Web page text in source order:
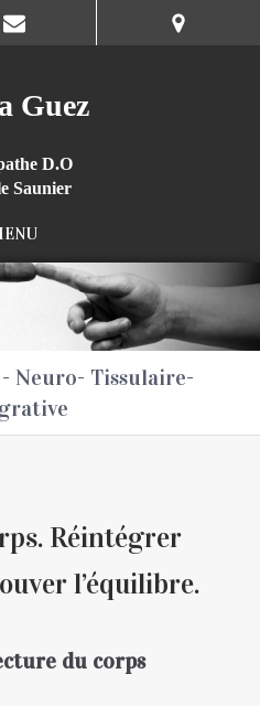
Guez
D.O
Saunier
Neuro- Tissulaire-
Réintégrer
l’équilibre.
du corps